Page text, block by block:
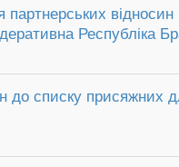
партнерських
Республіка
до списку присяжних